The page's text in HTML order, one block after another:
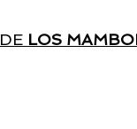
DE LOS